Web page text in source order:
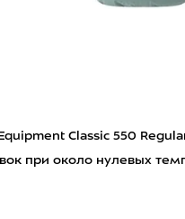
Classic 550
при около нулевых